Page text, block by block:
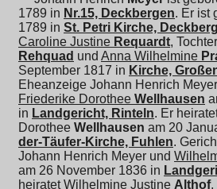
1789 in Nr.15, Deckbergen. Er ist
1789 in St. Petri Kirche,
Caroline Justine Requardt,
Rehquad und Anna Wilhelmine
September 1817 in Kirche,
Eheanzeige Johann Henrich
Friederike Dorothee Wellhausen
in Landgericht, Rinteln. Er
Dorothee Wellhausen am 20
der-Täufer-Kirche, Fuhlen.
Johann Henrich Meyer und
am 26 November 1836 in
heiratetWilhelmine Justine Althof,